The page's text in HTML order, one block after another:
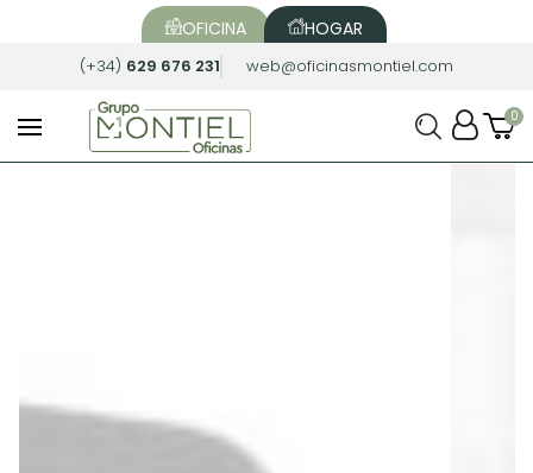
OFICINA HOGAR
(+34) 629 676 231 web@oficinasmontiel.com